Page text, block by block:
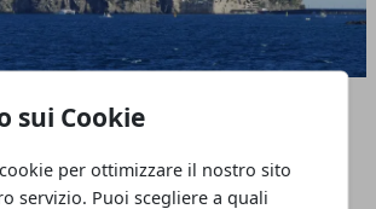
sui Cookie
per ottimizzare il nostro sito
servizio. Puoi scegliere a quali
per una
all’isola